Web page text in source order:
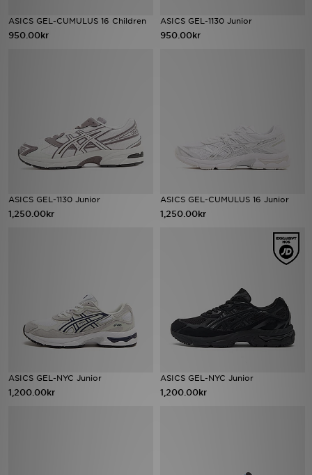
ASICS GEL-CUMULUS 16 Children
950.00kr
ASICS GEL-1130 Junior
950.00kr
ASICS GEL-1130 Junior
1,250.00kr
ASICS GEL-CUMULUS 16 Junior
1,250.00kr
ASICS GEL-NYC Junior
1,200.00kr
ASICS GEL-NYC Junior
1,200.00kr
Ladda ner appen
Kundservice
JD Blogg